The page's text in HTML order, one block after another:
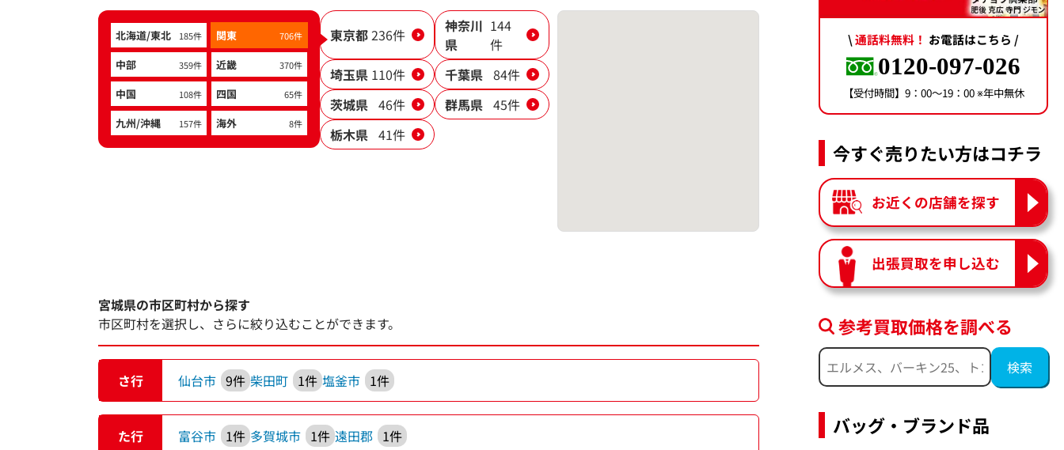
北海道/東北 185件 関東 706件
中部 359件 近畿 370件
中国 108件 四国 65件
九州/沖縄 157件 海外 8件
東京都236件
神奈川
県
144
件
埼玉県 110件 千葉県 84件
茨城県 46件 群馬県 45件
栃木県 41件
宮城県の市区町村から探す
市区町村を選択し、さらに絞り込むことができます。
さ行 仙台市 9件 柴田町 1件 塩釜市 1件
た行 富谷市 1件 多賀城市 1件 遠田郡 1件
\通話料無料！ お電話はこちら /
0120-097-026
【受付時間】9：00〜19：00 ※年中無休
今すぐ売りたい方はコチラ
お近くの店舗を探す
出張買取を申し込む
参考買取価格を調べる
バッグ・ブランド品